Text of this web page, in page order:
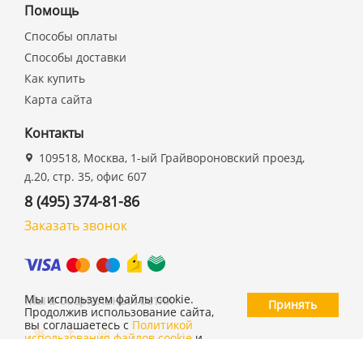
Помощь
Способы оплаты
Способы доставки
Как купить
Карта сайта
Контакты
109518, Москва, 1-ый Грайвороновский проезд,
д.20, стр. 35, офис 607
8 (495) 374-81-86
Заказать звонок
Мы в социальных сетях
Мы используем файлы cookie.
Продолжив использование сайта,
вы соглашаетесь с Политикой
Принять